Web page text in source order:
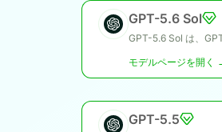
GPT-5.6 Sol
モデルページを開く
GPT-5.5